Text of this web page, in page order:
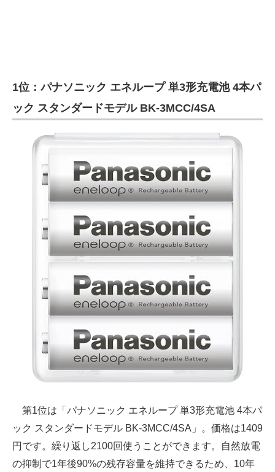
1位：パナソニック エネループ 単3形充電池 4本パ
ック スタンダードモデル BK-3MCC/4SA
第1位は「パナソニック エネループ 単3形充電池 4本パ
ック スタンダードモデル BK-3MCC/4SA」。価格は1409
円です。繰り返し2100回使うことができます。自然放電
の抑制で1年後90%の残存容量を維持できるため、10年